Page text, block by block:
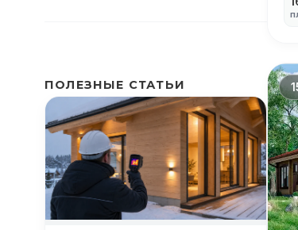
ПОЛЕЗНЫЕ СТАТЬИ